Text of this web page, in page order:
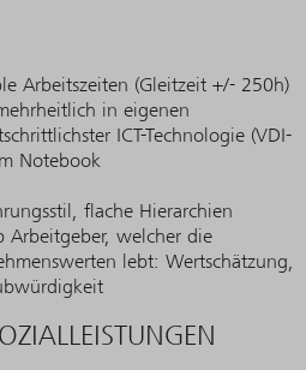
Arbeitszeiten (Gleitzeit +/- 250h)
in eigenen
ICT-Technologie (VDI-
Notebook
flache Hierarchien
Arbeitgeber, welcher die
lebt: Wertschätzung,